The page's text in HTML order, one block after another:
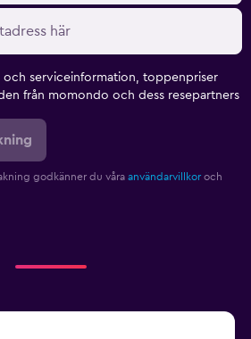
och serviceinformation, toppenpriser
från momondo och dess resepartners
godkänner du våra användarvillkor och